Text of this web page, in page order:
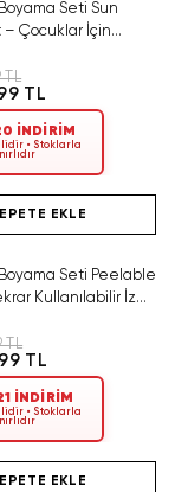
Seti Sun
– Çocuklar İçin
TL
TL
İNDİRİM
• Stoklarla
EKLE
Seti Peelable
Kullanılabilir İz
TL
TL
İNDİRİM
• Stoklarla
EKLE